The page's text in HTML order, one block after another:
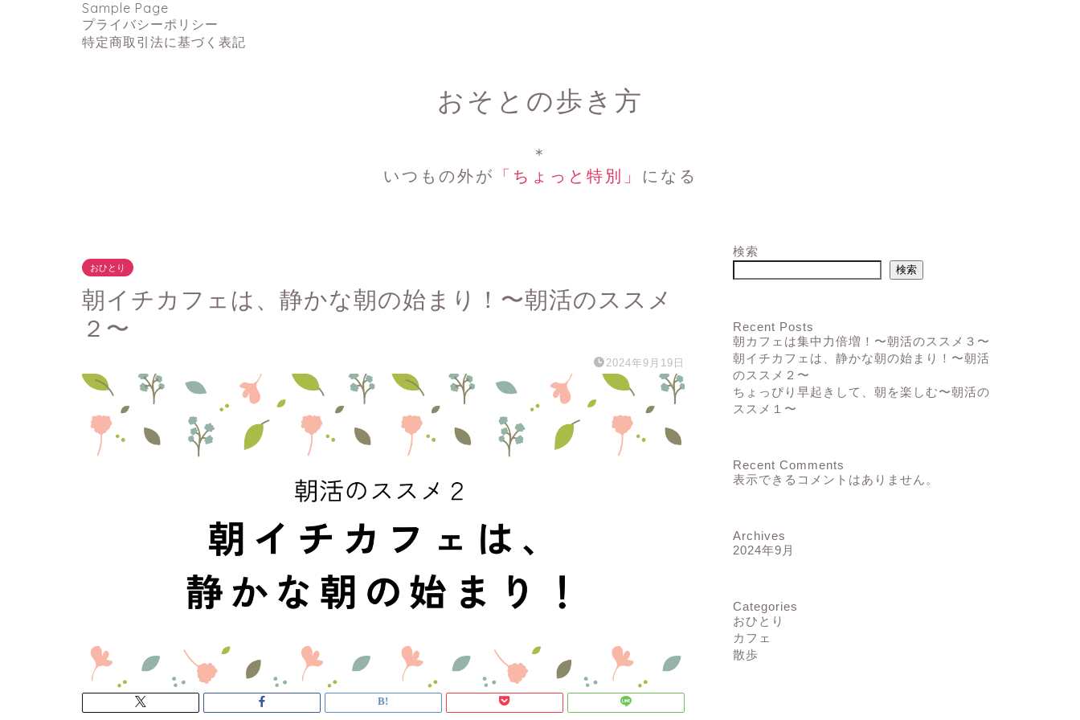
Sample Page
プライバシーポリシー
特定商取引法に基づく表記
おそとの歩き方
＊
いつもの外が 「ちょっと特別」 になる
おひとり
朝イチカフェは、静かな朝の始まり！〜朝活のススメ
２〜
2024年9月19日
検索
検索
Recent Posts
朝カフェは集中力倍増！〜朝活のススメ３〜
朝イチカフェは、静かな朝の始まり！〜朝活
のススメ２〜
ちょっぴり早起きして、朝を楽しむ〜朝活の
ススメ１〜
Recent Comments
表示できるコメントはありません。
Archives
2024年9月
Categories
おひとり
カフェ
散歩